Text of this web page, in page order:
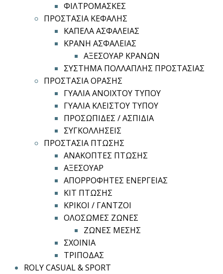
ΦΙΛΤΡΟΜΑΣΚΕΣ
ΠΡΟΣΤΑΣΙΑ ΚΕΦΑΛΗΣ
ΚΑΠΕΛΑ ΑΣΦΑΛΕΙΑΣ
ΚΡΑΝΗ ΑΣΦΑΛΕΙΑΣ
ΑΞΕΣΟΥΑΡ ΚΡΑΝΩΝ
ΣΥΣΤΗΜΑ ΠΟΛΛΑΠΛΗΣ ΠΡΟΣΤΑΣΙΑΣ
ΠΡΟΣΤΑΣΙΑ ΟΡΑΣΗΣ
ΓΥΑΛΙΑ ΑΝΟΙΧΤΟΥ ΤΥΠΟΥ
ΓΥΑΛΙΑ ΚΛΕΙΣΤΟΥ ΤΥΠΟΥ
ΠΡΟΣΩΠΙΔΕΣ / ΑΣΠΙΔΙΑ
ΣΥΓΚΟΛΛΗΣΕΙΣ
ΠΡΟΣΤΑΣΙΑ ΠΤΩΣΗΣ
ΑΝΑΚΟΠΤΕΣ ΠΤΩΣΗΣ
ΑΞΕΣΟΥΑΡ
ΑΠΟΡΡΟΦΗΤΕΣ ΕΝΕΡΓΕΙΑΣ
ΚΙΤ ΠΤΩΣΗΣ
ΚΡΙΚΟΙ / ΓΑΝΤΖΟΙ
ΟΛΟΣΩΜΕΣ ΖΩΝΕΣ
ΖΩΝΕΣ ΜΕΣΗΣ
ΣΧΟΙΝΙΑ
ΤΡΙΠΟΔΑΣ
ROLY CASUAL & SPORT